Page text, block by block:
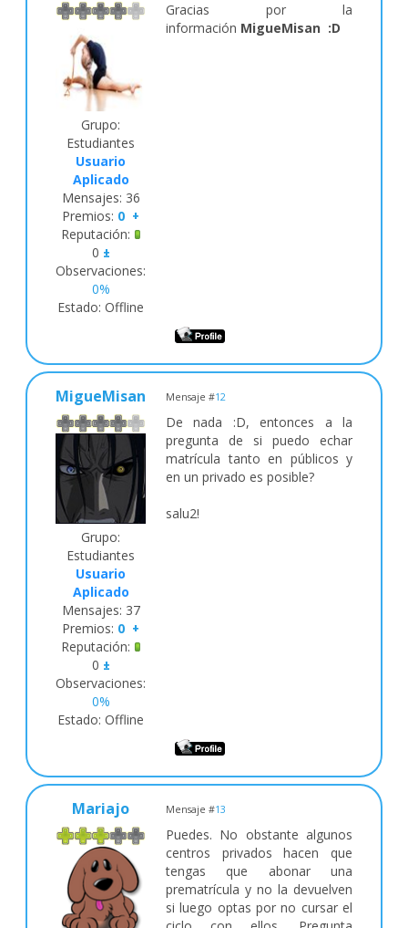
el día 18 de julio en la 2ª
adjudicación provisional
La cuarta adjudicación es
el 25 de septiembre, por
motivos de ajuste del
efectuará la cuarta
adjudicación provisional.
El 1 de octubre se
publican las plazas que
han quedado vacantes,
cuando ya se ha
Grupo:
Estudiantes
Usuario
Aplicado
Mensajes: 36
Premios: 0 +
Reputación:
0 ±
Observaciones:
0%
Estado: Offline
Gracias por la
información MigueMisan :D
MigueMisan Mensaje #12
Grupo:
Estudiantes
Usuario
Aplicado
Mensajes: 37
Premios: 0 +
Reputación:
0 ±
Observaciones:
0%
Estado: Offline
De nada :D, entonces a la
pregunta de si puedo echar
matrícula tanto en públicos y
en un privado es posible?
salu2!
Mariajo Mensaje #13
Puedes. No obstante algunos
centros privados hacen que
tengas que abonar una
prematrícula y no la devuelven
si luego optas por no cursar el